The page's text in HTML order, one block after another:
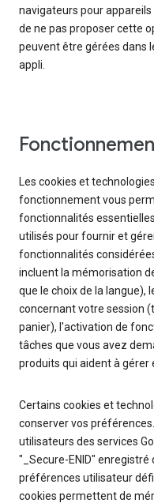
navigateurs pour
de ne pas proposer cette
peuvent être gérées dans
appli.
Les cookies et
fonctionnement vous
fonctionnalités
utilisés pour fournir et
fonctionnalités
incluent la mémorisation
que le choix de la langue),
concernant votre session
panier), l'activation de
tâches que vous avez
produits qui aident à gérer
Certains cookies et
conserver vos
utilisateurs des services
"_Secure-ENID" enregistré
préférences utilisateur
cookies permettent de